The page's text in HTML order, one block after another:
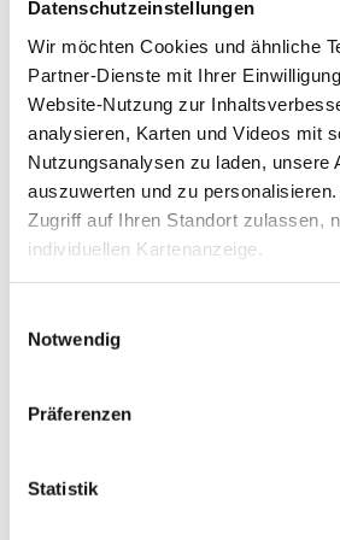
Datenschutzeinstellungen
Wir möchten Cookies und ähnliche
Partner-Dienste mit Ihrer
Website-Nutzung zur
analysieren, Karten und Videos mit
Nutzungsanalysen zu laden, unsere
auszuwerten und zu
Zugriff auf Ihren Standort zulassen,
individuellen Kartenanzeige.
unsere Partner Daten wie Ihre IP-
verarbeiten diese zusammen mit
Websites. Die Partner erkennen
zum Website-Besuch verschiedene
kann die Datenübertragung in
nicht ausgeschlossen werden. Dort
Notwendig
Präferenzen
Statistik